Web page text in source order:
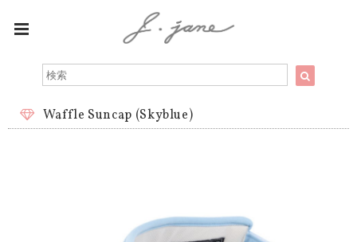
Waffle Suncap (Skyblue)